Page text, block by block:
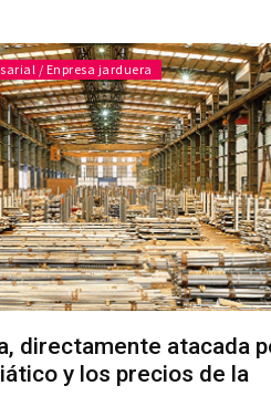
/ Enpresa jarduera
directamente atacada
y los precios de la